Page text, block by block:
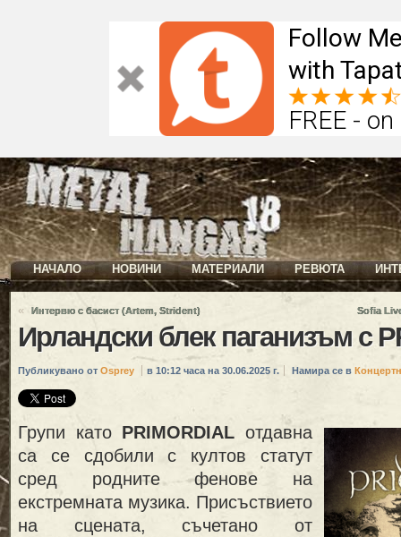
Follow
with
FREE -
НАЧАЛО НОВИНИ МАТЕРИАЛИ РЕВЮТА
« Интервю с басист (Artem, Strident) Sofia
Ирландски блек паганизъм с
Публикувано от Osprey в 10:12 часа на 30.06.2025 г. Намира се в
Групи като PRIMORDIAL отдавна
са се сдобили с култов статут
сред родните фенове на
екстремната музика. Присъствието
на сцената, съчетано от